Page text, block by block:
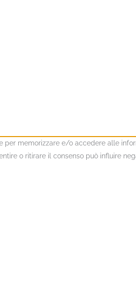
memorizzare e/o accedere alle
o ritirare il consenso può influire